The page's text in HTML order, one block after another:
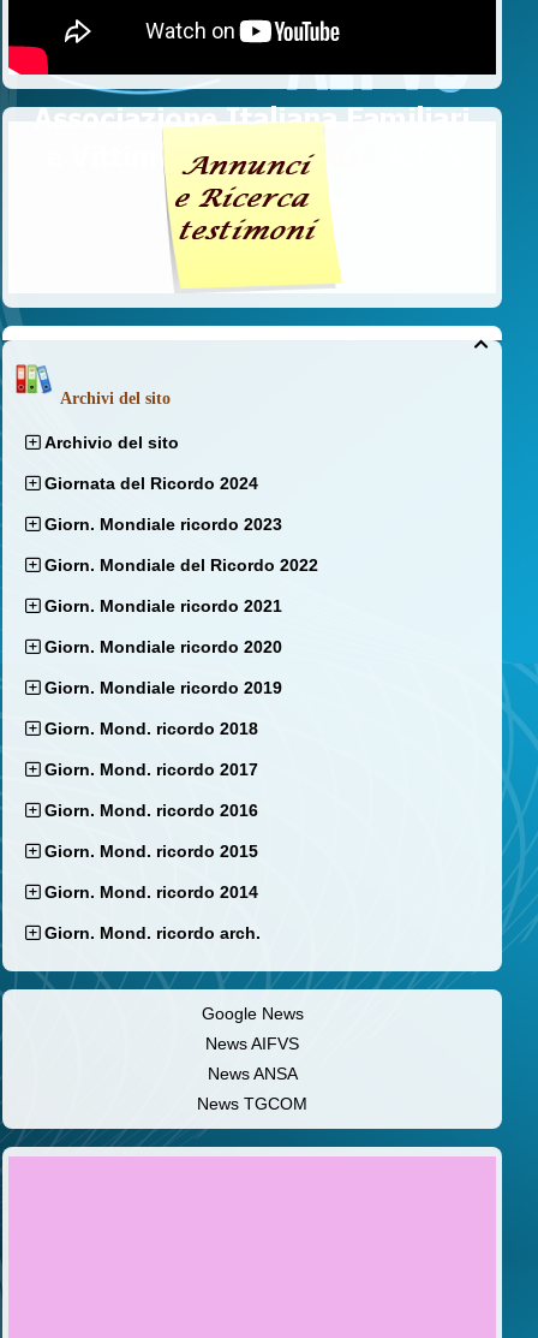

Archivi del sito
Archivio del sito
Giornata del Ricordo 2024
Giorn. Mondiale ricordo 2023
Giorn. Mondiale del Ricordo 2022
Giorn. Mondiale ricordo 2021
Giorn. Mondiale ricordo 2020
Giorn. Mondiale ricordo 2019
Giorn. Mond. ricordo 2018
Giorn. Mond. ricordo 2017
Giorn. Mond. ricordo 2016
Giorn. Mond. ricordo 2015
Giorn. Mond. ricordo 2014
Giorn. Mond. ricordo arch.
Google News
News AIFVS
News ANSA
News TGCOM